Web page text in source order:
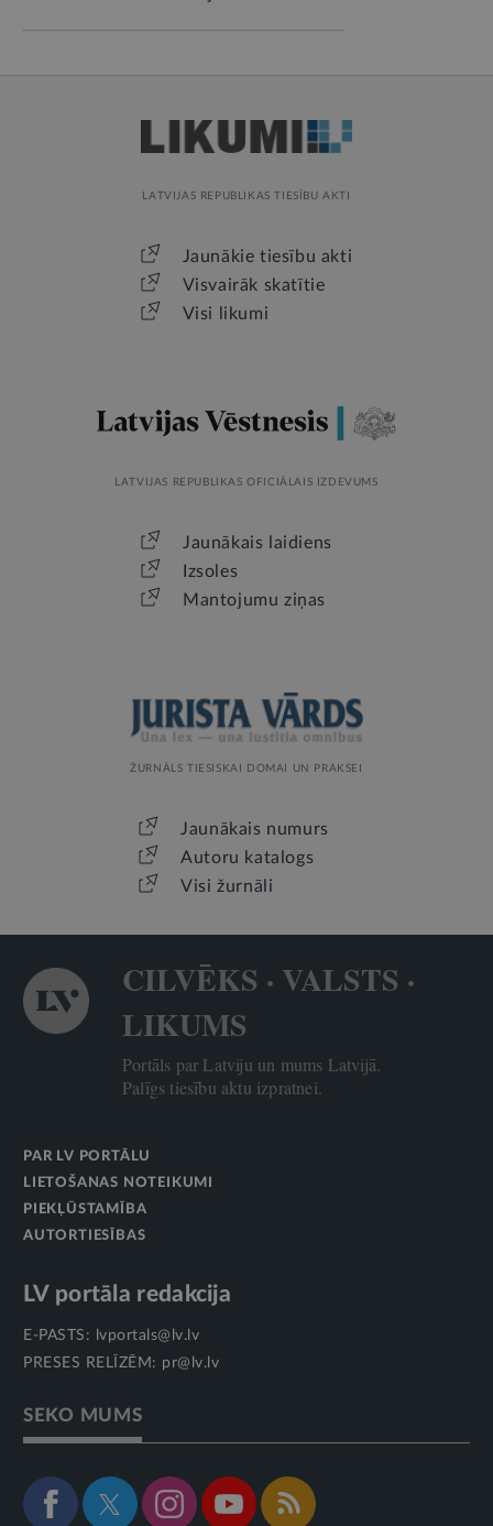
LATVIJAS REPUBLIKAS TIESĪBU AKTI
Jaunākie tiesību akti
Visvairāk skatītie
Visi likumi
LATVIJAS REPUBLIKAS OFICIĀLAIS IZDEVUMS
Jaunākais laidiens
Izsoles
Mantojumu ziņas
ŽURNĀLS TIESISKAI DOMAI UN PRAKSEI
Jaunākais numurs
Autoru katalogs
Visi žurnāli
CILVĒKS · VALSTS ·
LIKUMS
Portāls par Latviju un mums Latvijā.
Palīgs tiesību aktu izpratnei.
PAR LV PORTĀLU
LIETOŠANAS NOTEIKUMI
PIEKĻŪSTAMĪBA
AUTORTIESĪBAS
LV portāla redakcija
E-PASTS:
lvportals@lv.lv
PRESES RELĪZĒM: pr@lv.lv
SEKO MUMS